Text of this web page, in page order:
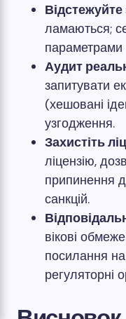
ламаються;
Аудит
запитувати
(хешовані
узгодження.
Захистіть
ліцензію,
припинення
санкцій.
вікові
посилання
регуляторні